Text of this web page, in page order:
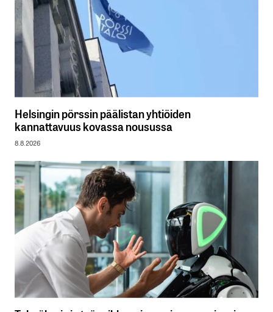
Helsingin pörssin päälistan yhtiöiden
kannattavuus kovassa nousussa
8.8.2026